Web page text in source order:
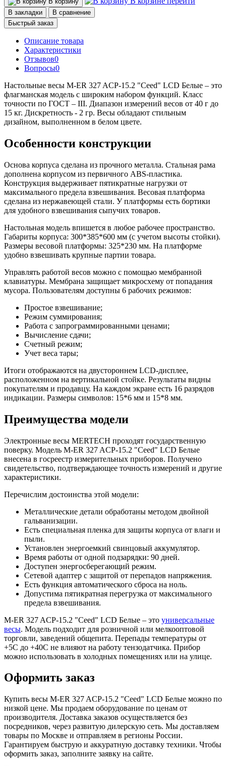
В закладки
В сравнение
Быстрый заказ
Описание товара
Характеристики
Отзывов0
Вопросы0
Настольные весы M-ER 327 ACP-15.2 "Ceed" LCD Белые – это
флагманская модель с широким набором функций. Класс
точности по ГОСТ – III. Диапазон измерений весов от 40 г до
15 кг. Дискретность - 2 гр. Весы обладают стильным
дизайном, выполненном в белом цвете.
Особенности конструкции
Основа корпуса сделана из прочного металла. Стальная рама
дополнена корпусом из первичного ABS-пластика.
Конструкция выдерживает пятикратные нагрузки от
максимального предела взвешивания. Весовая платформа
сделана из нержавеющей стали. У платформы есть бортики
для удобного взвешивания сыпучих товаров.
Настольная модель впишется в любое рабочее пространство.
Габариты корпуса: 300*385*600 мм (с учетом высоты стойки).
Размеры весовой платформы: 325*230 мм. На платформе
удобно взвешивать крупные партии товара.
Управлять работой весов можно с помощью мембранной
клавиатуры. Мембрана защищает микросхему от попадания
мусора. Пользователям доступны 6 рабочих режимов:
Простое взвешивание;
Режим суммирования;
Работа с запрограммированными ценами;
Вычисление сдачи;
Счетный режим;
Учет веса тары;
Итоги отображаются на двустороннем LCD-дисплее,
расположенном на вертикальной стойке. Результаты видны
покупателям и продавцу. На каждом экране есть 16 разрядов
индикации. Размеры символов: 15*6 мм и 15*8 мм.
Преимущества модели
Электронные весы MERTECH проходят государственную
поверку. Модель M-ER 327 ACP-15.2 "Ceed" LCD Белые
внесена в госреестр измерительных приборов. Получено
свидетельство, подтверждающее точность измерений и другие
характеристики.
Перечислим достоинства этой модели:
Металлические детали обработаны методом двойной
гальванизации.
Есть специальная пленка для защиты корпуса от влаги и
пыли.
Установлен энергоемкий свинцовый аккумулятор.
Время работы от одной подзарядки: 90 дней.
Доступен энергосберегающий режим.
Сетевой адаптер с защитой от перепадов напряжения.
Есть функция автоматического сброса на ноль.
Допустима пятикратная перегрузка от максимального
предела взвешивания.
M-ER 327 ACP-15.2 "Ceed" LCD Белые – это универсальные
весы. Модель подходит для розничной или мелкооптовой
торговли, заведений общепита. Перепады температуры от
+5С до +40С не влияют на работу тензодатчика. Прибор
можно использовать в холодных помещениях или на улице.
Оформить заказ
Купить весы M-ER 327 ACP-15.2 "Ceed" LCD Белые можно по
низкой цене. Мы продаем оборудование по ценам от
производителя. Доставка заказов осуществляется без
посредников, через развитую дилерскую сеть. Мы доставляем
товары по Москве и отправляем в регионы России.
Гарантируем быструю и аккуратную доставку техники. Чтобы
оформить заказ, заполните заявку на сайте.